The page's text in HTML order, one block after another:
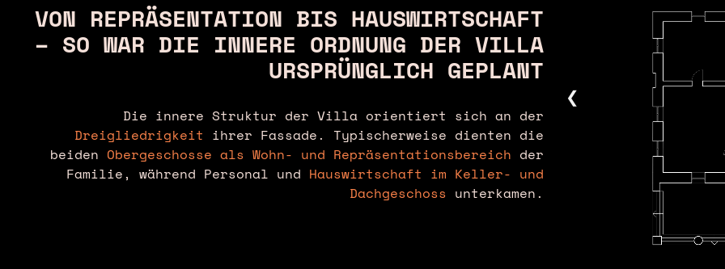
VON REPRÄSENTATION BIS HAUSWIRTSCHAFT
– SO WAR DIE INNERE ORDNUNG DER VILLA
URSPRÜNGLICH GEPLANT
Die innere Struktur der Villa orientiert sich an der
Dreigliedrigkeit ihrer Fassade. Typischerweise dienten die
beiden Obergeschosse als Wohn- und Repräsentationsbereich der
Familie, während Personal und Hauswirtschaft im Keller- und
Dachgeschoss unterkamen.
❮